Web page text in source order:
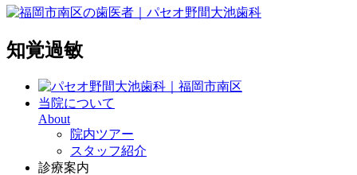
知覚過敏
当院について
About
院内ツアー
スタッフ紹介
診療案内